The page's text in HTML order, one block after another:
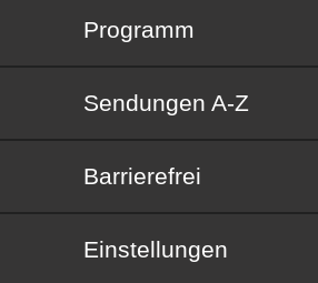
Programm
Sendungen von A bis Z
Sendungen A-Z
Barrierefrei
Barrierefrei
Einstellungen